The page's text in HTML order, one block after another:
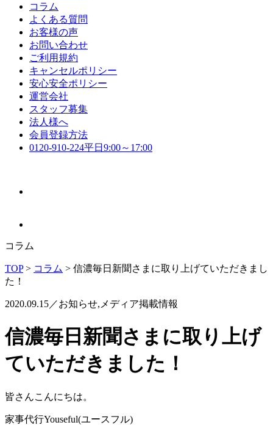
コラム
よくある質問
お客様の声
お問い合わせ
ご利用規約
キャンセルポリシー
安心安全ポリシー
運営会社
スタッフ募集
法人様へ
会員登録方法
0120-910-224平日9:00～17:00
コラム
TOP> コラム > 信濃毎日新聞さまに取り上げていただきまし
た！
2020.09.15／お知らせ,メディア掲載情報
信濃毎日新聞さまに取り上げ
ていただきました！
皆さんこんにちは。
家事代行Youseful(ユースフル)